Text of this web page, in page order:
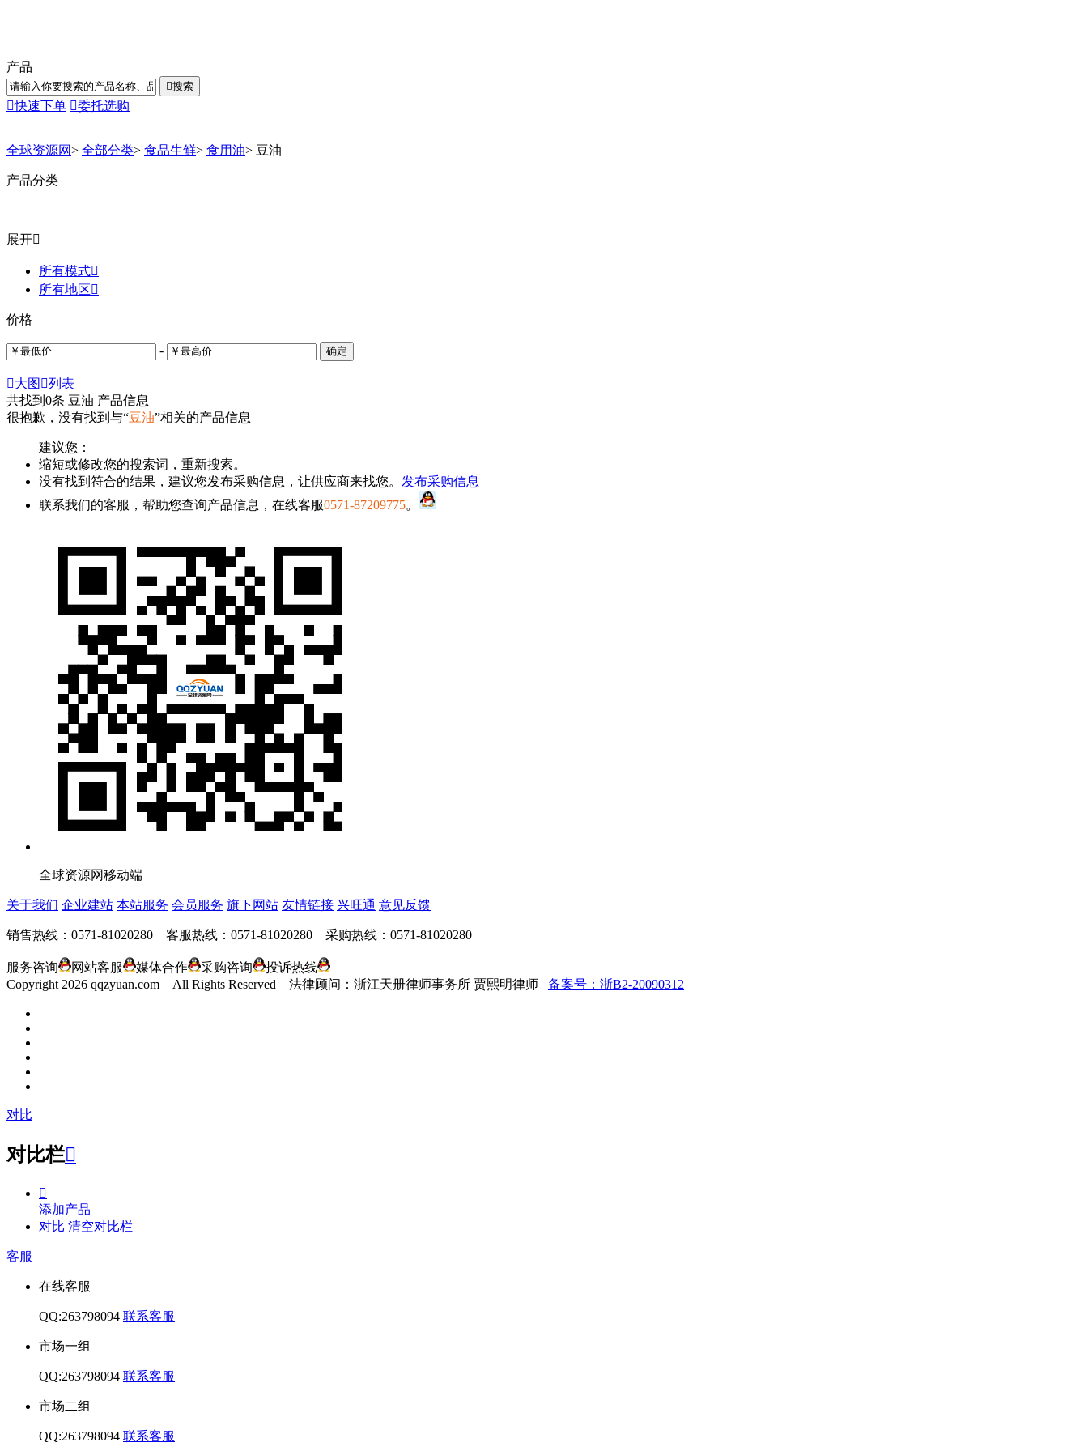
产品
搜索
快速下单 委托选购
全球资源网> 全部分类> 食品生鲜> 食用油> 豆油
产品分类
展开
所有模式
所有地区
价格
- 确定
大图 列表
共找到 0条 豆油 产品信息
很抱歉，没有找到与“豆油”相关的产品信息
建议您：
缩短或修改您的搜索词，重新搜索。
没有找到符合的结果，建议您发布采购信息，让供应商来找您。 发布采购信息
联系我们的客服，帮助您查询产品信息，在线客服0571-87209775。
全球资源网移动端
关于我们 企业建站 本站服务 会员服务 旗下网站 友情链接 兴旺通 意见反馈
销售热线：0571-81020280 客服热线：0571-81020280 采购热线：0571-81020280
服务咨询 网站客服 媒体合作 采购咨询
投诉热线
Copyright 2026 qqzyuan.com All Rights Reserved 法律顾问：浙江天册律师事务所 贾熙明律师 备案号：浙B2-20090312
对比
对比栏

添加产品
对比 清空对比栏
客服
在线客服
QQ:263798094 联系客服
市场一组
QQ:263798094 联系客服
市场二组
QQ:263798094 联系客服